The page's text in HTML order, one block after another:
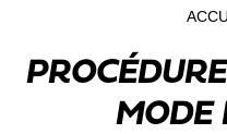
MODE